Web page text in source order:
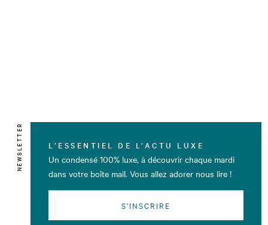
NEWSLETTER L’ESSENTIEL DE L’ACTU LUXE
Un condensé 100% luxe, à découvrir chaque mardi
dans votre boîte mail. Vous allez adorer nous lire !
S'INSCRIRE